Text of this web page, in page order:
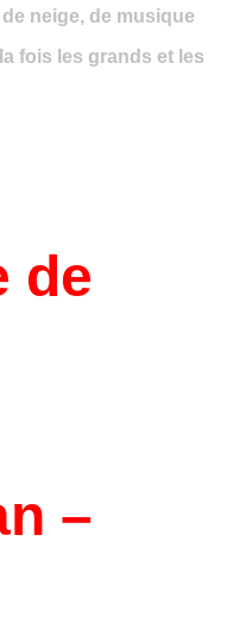
neige, de musique
fois les grands et les
de
–